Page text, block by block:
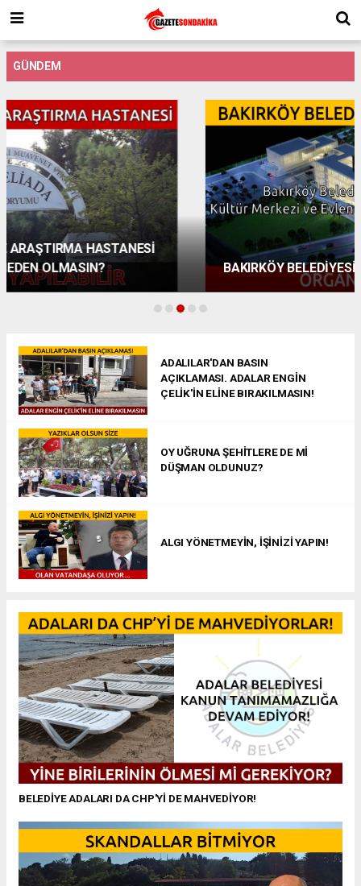
GÜNDEM
BAKIRKÖY BELEDİYESİ'NDEN ORGANİZE İHALE!
ADALILAR'DAN BASIN
AÇIKLAMASI. ADALAR ENGİN
ÇELİK'İN ELİNE BIRAKILMASIN!
OY UĞRUNA ŞEHİTLERE DE Mİ
DÜŞMAN OLDUNUZ?
ALGI YÖNETMEYİN, İŞİNİZİ YAPIN!
BELEDİYE ADALARI DA CHP'Yİ DE MAHVEDİYOR!